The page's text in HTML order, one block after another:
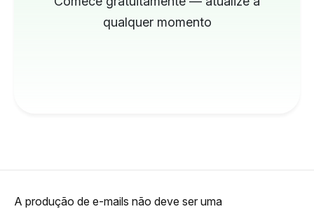
qualquer momento
A produção de e-mails não deve ser uma